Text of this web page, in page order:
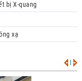
bị X-quang
xạ